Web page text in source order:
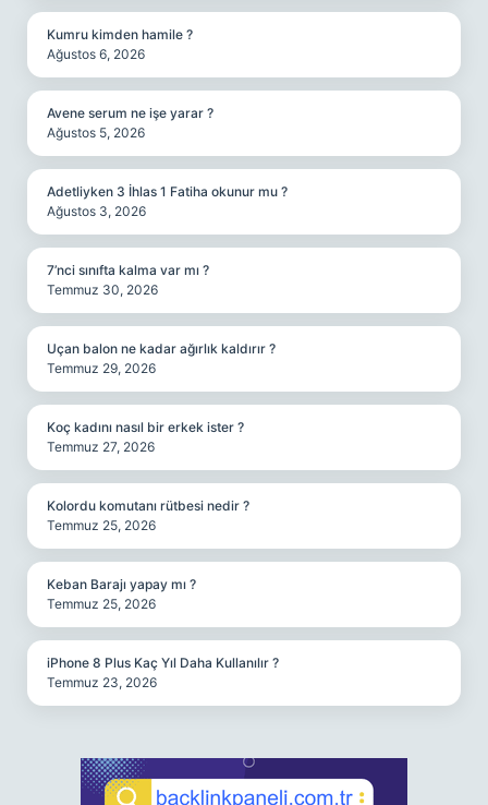
Kumru kimden hamile ?
Ağustos 6, 2026
Avene serum ne işe yarar ?
Ağustos 5, 2026
Adetliyken 3 İhlas 1 Fatiha okunur mu ?
Ağustos 3, 2026
7’nci sınıfta kalma var mı ?
Temmuz 30, 2026
Uçan balon ne kadar ağırlık kaldırır ?
Temmuz 29, 2026
Koç kadını nasıl bir erkek ister ?
Temmuz 27, 2026
Kolordu komutanı rütbesi nedir ?
Temmuz 25, 2026
Keban Barajı yapay mı ?
Temmuz 25, 2026
iPhone 8 Plus Kaç Yıl Daha Kullanılır ?
Temmuz 23, 2026